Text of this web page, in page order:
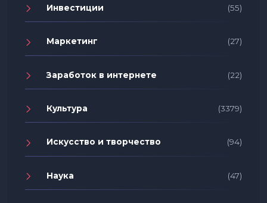
Инвестиции (55)
Маркетинг (27)
Заработок в интернете (22)
Культура (3379)
Искусство и творчество (94)
Наука (47)